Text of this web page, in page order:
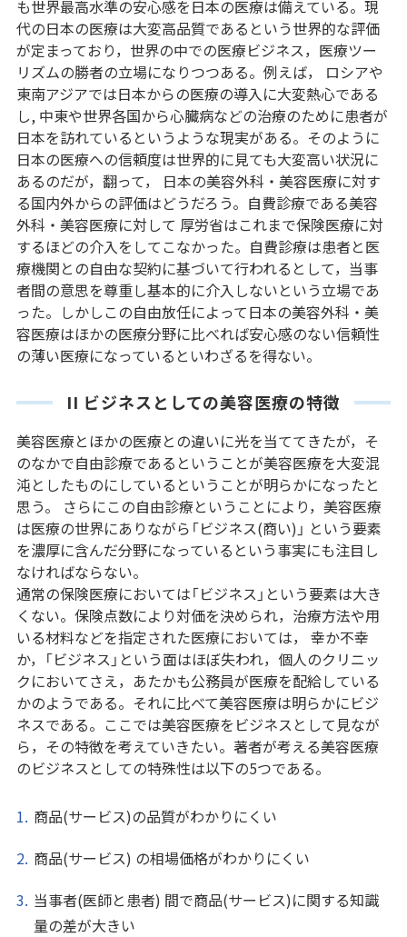
も世界最高水準の安心感を日本の医療は備えている。現
代の日本の医療は大変高品質であるという世界的な評価
が定まっており，世界の中での医療ビジネス，医療ツー
リズムの勝者の立場になりつつある。例えば， ロシアや
東南アジアでは日本からの医療の導入に大変熱心である
し, 中東や世界各国から心臓病などの治療のために患者が
日本を訪れているというような現実がある。そのように
日本の医療への信頼度は世界的に見ても大変高い状況に
あるのだが，翻って， 日本の美容外科・美容医療に対す
る国内外からの評価はどうだろう。自費診療である美容
外科・美容医療に対して 厚労省はこれまで保険医療に対
するほどの介入をしてこなかった。自費診療は患者と医
療機関との自由な契約に基づいて行われるとして，当事
者間の意思を尊重し基本的に介入しないという立場であ
った。しかしこの自由放任によって日本の美容外科・美
容医療はほかの医療分野に比べれば安心感のない信頼性
の薄い医療になっているといわざるを得ない。
II ビジネスとしての美容医療の特徴
美容医療とほかの医療との違いに光を当ててきたが，そ
のなかで自由診療であるということが美容医療を大変混
沌としたものにしているということが明らかになったと
思う。 さらにこの自由診療ということにより，美容医療
は医療の世界にありながら「ビジネス(商い)」 という要素
を濃厚に含んだ分野になっているという事実にも注目し
なければならない。
通常の保険医療においては「ビジネス」という要素は大き
くない。保険点数により対価を決められ，治療方法や用
いる材料などを指定された医療においては， 幸か不幸
か，「ビジネス」という面はほぼ失われ，個人のクリニッ
クにおいてさえ，あたかも公務員が医療を配給している
かのようである。それに比べて美容医療は明らかにビジ
ネスである。ここでは美容医療をビジネスとして見なが
ら，その特徴を考えていきたい。著者が考える美容医療
のビジネスとしての特殊性は以下の5つである。
商品(サービス)の品質がわかりにくい
商品(サービス) の相場価格がわかりにくい
当事者(医師と患者) 間で商品(サービス)に関する知識
量の差が大きい